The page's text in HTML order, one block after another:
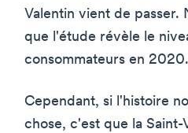
Valentin vient de passer.
que l'étude révèle le
consommateurs en 2020.
Cependant, si l'histoire
chose, c'est que la Saint-